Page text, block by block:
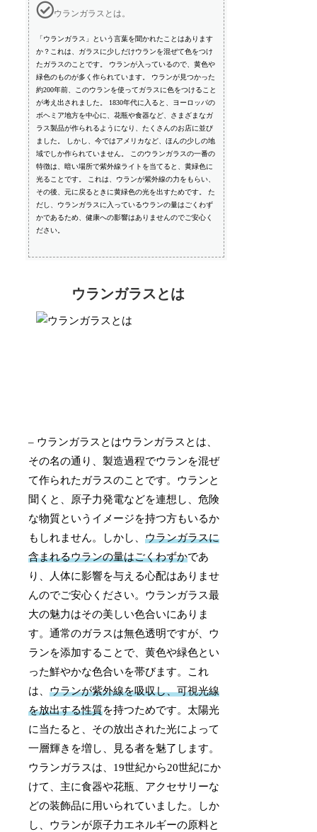
ウランガラスとは。
「ウランガラス」という言葉を聞かれたことはあります
か？これは、ガラスに少しだけウランを混ぜて色をつけ
たガラスのことです。 ウランが入っているので、黄色や
緑色のものが多く作られています。 ウランが見つかった
約200年前、このウランを使ってガラスに色をつけること
が考え出されました。 1830年代に入ると、ヨーロッパの
ボヘミア地方を中心に、花瓶や食器など、さまざまなガ
ラス製品が作られるようになり、たくさんのお店に並び
ました。 しかし、今ではアメリカなど、ほんの少しの地
域でしか作られていません。 このウランガラスの一番の
特徴は、暗い場所で紫外線ライトを当てると、黄緑色に
光ることです。 これは、ウランが紫外線の力をもらい、
その後、元に戻るときに黄緑色の光を出すためです。 た
だし、ウランガラスに入っているウランの量はごくわず
かであるため、健康への影響はありませんのでご安心く
ださい。
ウランガラスとは
– ウランガラスとはウランガラスとは、
その名の通り、製造過程でウランを混ぜ
て作られたガラスのことです。ウランと
聞くと、原子力発電などを連想し、危険
な物質というイメージを持つ方もいるか
もしれません。しかし、ウランガラスに
含まれるウランの量はごくわずかであ
り、人体に影響を与える心配はありませ
んのでご安心ください。ウランガラス最
大の魅力はその美しい色合いにありま
す。通常のガラスは無色透明ですが、ウ
ランを添加することで、黄色や緑色とい
った鮮やかな色合いを帯びます。これ
は、ウランが紫外線を吸収し、可視光線
を放出する性質を持つためです。太陽光
に当たると、その放出された光によって
一層輝きを増し、見る者を魅了します。
ウランガラスは、19世紀から20世紀にか
けて、主に食器や花瓶、アクセサリーな
どの装飾品に用いられていました。しか
し、ウランが原子力エネルギーの原料と